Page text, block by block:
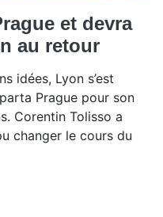
et devra
au retour
idées, Lyon s’est
Prague pour son
Corentin Tolisso a
changer le cours du